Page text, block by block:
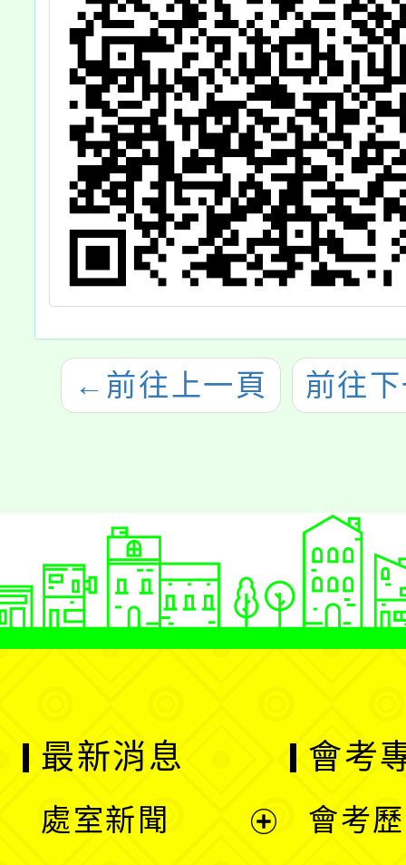
← 前往上一頁 前往
最新消息
處室新聞
會考
會考